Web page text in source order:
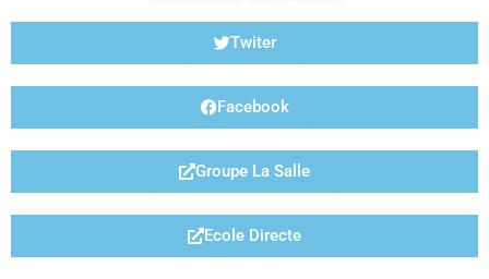
Twiter
Facebook
Groupe La Salle
Ecole Directe